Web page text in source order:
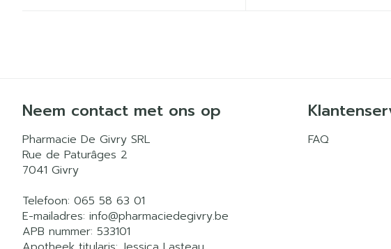
Neem contact met ons op
Pharmacie De Givry SRL
Rue de Paturâges 2
7041 Givry
Telefoon: 065 58 63 01
E-mailadres: info@pharmaciedegivry.be
APB nummer: 533101
FAQ